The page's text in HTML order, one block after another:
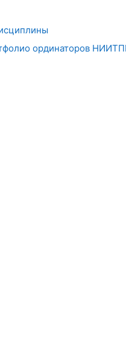
ординаторов